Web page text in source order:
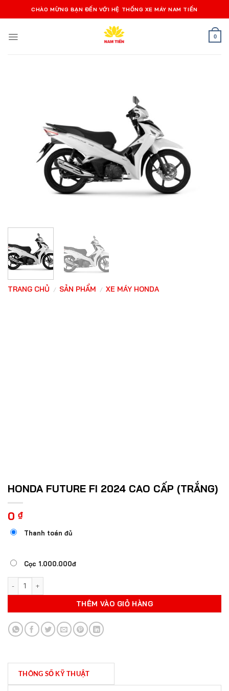
qua
dung
CHÀO MỪNG BẠN ĐẾN VỚI HỆ THỐNG XE MÁY NAM TIẾN
0
TRANG CHỦ / SẢN PHẨM / XE MÁY HONDA
HONDA FUTURE FI 2024 CAO CẤP (TRẮNG)
0 ₫
Thanh toán đủ
Cọc 1.000.000đ
HONDA FUTURE FI 2024 CAO CẤP (TRẮNG) số lượng
THÊM VÀO GIỎ HÀNG
THÔNG SỐ KỸ THUẬT